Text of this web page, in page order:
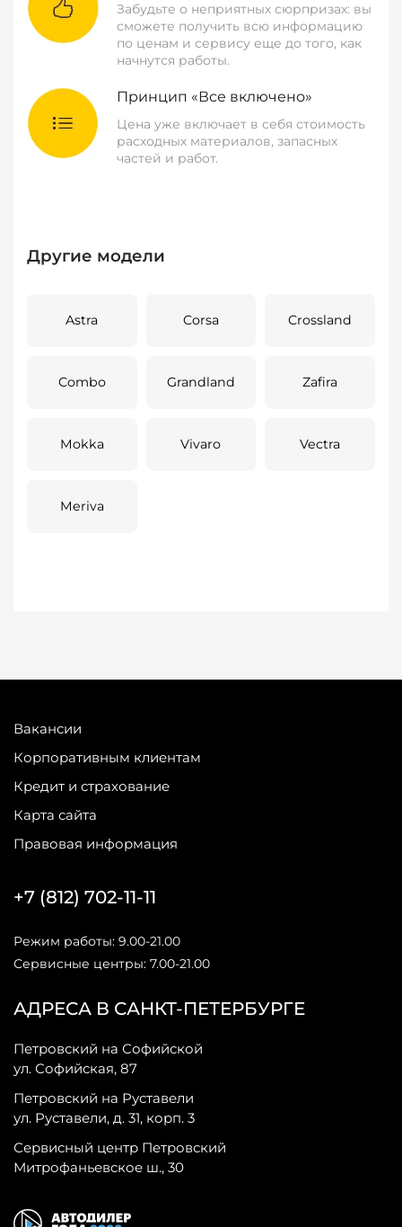
Забудьте о неприятных сюрпризах: вы
сможете получить всю информацию
по ценам и сервису еще до того, как
начнутся работы.
Принцип «Все включено»
Цена уже включает в себя стоимость
расходных материалов, запасных
частей и работ.
Другие модели
Astra Corsa Crossland
Combo Grandland Zafira
Mokka Vivaro Vectra
Meriva
Вакансии
Корпоративным клиентам
Кредит и страхование
Карта сайта
Правовая информация
АДРЕСА В САНКТ-ПЕТЕРБУРГЕ
Петровский на Софийской
ул. Софийская, 87
Петровский на Руставели
ул. Руставели, д. 31, корп. 3
Сервисный центр Петровский
Митрофаньевское ш., 30
+7 (812) 702-11-11
Режим работы: 9.00-21.00
Сервисные центры: 7.00-21.00